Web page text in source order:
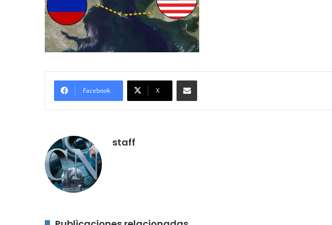
Facebook X
Compartir por correo electrónico
staff